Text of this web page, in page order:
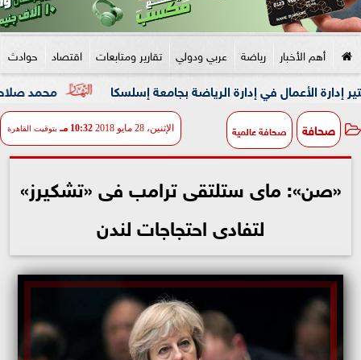
أهم الأخبار رياضة عربي ودولي تقارير ومتابعات اقتصاد حوادث
محمد صلاح: لم أتوقع في إدارة الرياضة بجامعة إسلسكا
صحافة صحافة عالمية الإثنين، 28 مايو 2018 10:32 مـ بتوقيت القاهرة
«صن»: ماى ستلتقى ترامب فى «تشكيرز»
لتفادى احتجاجات لندن